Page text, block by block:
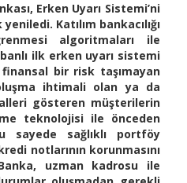
Erken Uyarı Sistemi’ni
Katılım bankacılığı
algoritmaları ile
ilk erken uyarı sistemi
bir risk taşımayan
ihtimali olan ya da
gösteren müşterilerin
teknolojisi ile önceden
sağlıklı portföy
notlarının korunmasını
uzman kadrosu ile